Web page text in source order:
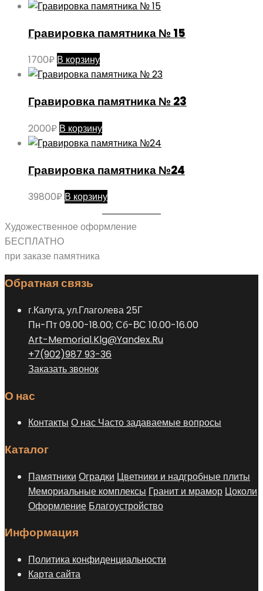
Гравировка памятника № 15
1700₽ В корзину
Гравировка памятника № 23
2000₽ В корзину
Гравировка памятника №24
39800₽ В корзину
Художественное оформление
БЕСПЛАТНО
при заказе памятника
Обратная связь
г.Калуга, ул.Глаголева 25Г
Пн-Пт 09.00-18.00; Сб-ВС 10.00-16.00
Art-Memorial.Klg@Yandex.Ru
+7(902)987 93-36
Заказать звонок
О нас
Контакты О нас Часто задаваемые вопросы
Каталог
Памятники Оградки Цветники и надгробные плиты
Мемориальные комплексы Гранит и мрамор Цоколи
Оформление Благоустройство
Информация
Политика конфиденциальности
Карта сайта